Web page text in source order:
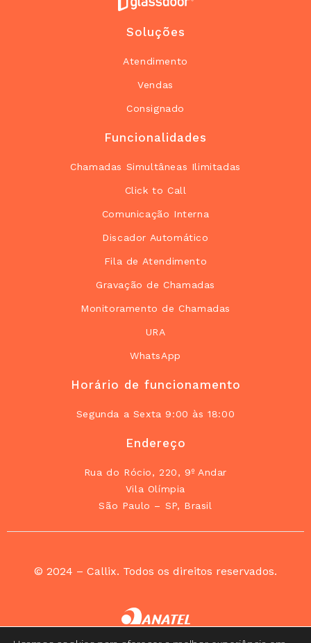
Soluções
Atendimento
Vendas
Consignado
Funcionalidades
Chamadas Simultâneas Ilimitadas
Click to Call
Comunicação Interna
Discador Automático
Fila de Atendimento
Gravação de Chamadas
Monitoramento de Chamadas
URA
WhatsApp
Horário de funcionamento
Segunda a Sexta 9:00 às 18:00
Endereço
Rua do Rócio, 220, 9º Andar
Vila Olímpia
São Paulo – SP, Brasil
© 2024 – Callix. Todos os direitos reservados.